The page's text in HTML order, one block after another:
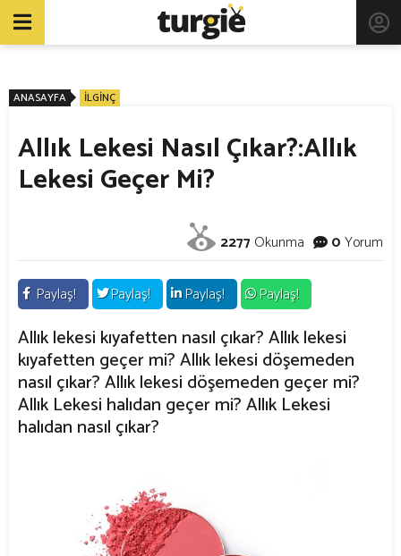
ANASAYFA İLGİNÇ
Allık Lekesi Nasıl Çıkar?:Allık
Lekesi Geçer Mi?
0Yorum
2277Okunma
Paylaş! Paylaş! Paylaş! Paylaş!
Allık lekesi kıyafetten nasıl çıkar? Allık lekesi
kıyafetten geçer mi? Allık lekesi döşemeden
nasıl çıkar? Allık lekesi döşemeden geçer mi?
Allık Lekesi halıdan geçer mi? Allık Lekesi
halıdan nasıl çıkar?